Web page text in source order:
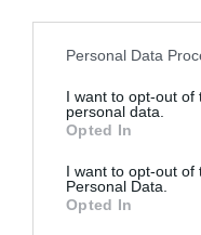
Please note that this
not limited to your visit
grant or deny consent
use your data for below
consent section.
Personal Data
I want to opt-out of
personal data.
Opted In
I want to opt-out of
Personal Data.
Opted In
τελευταίο «αντίο»
επιχειρηματία
Νέο επίδομα 600
σπουδαστές: Οι